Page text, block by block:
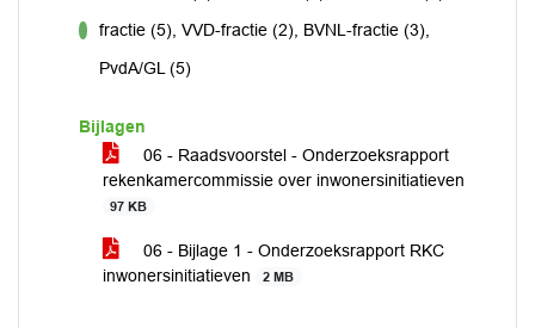
fractie (5), VVD-fractie (2), BVNL-fractie (3),
PvdA/GL (5)
Bijlagen
06 - Raadsvoorstel - Onderzoeksrapport
rekenkamercommissie over inwonersinitiatieven
97 KB
06 - Bijlage 1 - Onderzoeksrapport RKC
inwonersinitiatieven
2 MB